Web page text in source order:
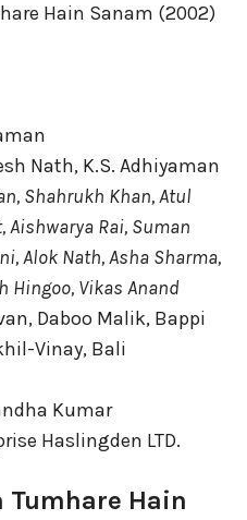
Hain Sanam (2002)
Nath, K.S. Adhiyaman
Shahrukh Khan, Atul
Rai, Suman
Alok Nath, Asha Sharma,
Hingoo, Vikas Anand
Daboo Malik, Bappi
Vinay, Bali
Kumar
Haslingden LTD.
Tumhare Hain